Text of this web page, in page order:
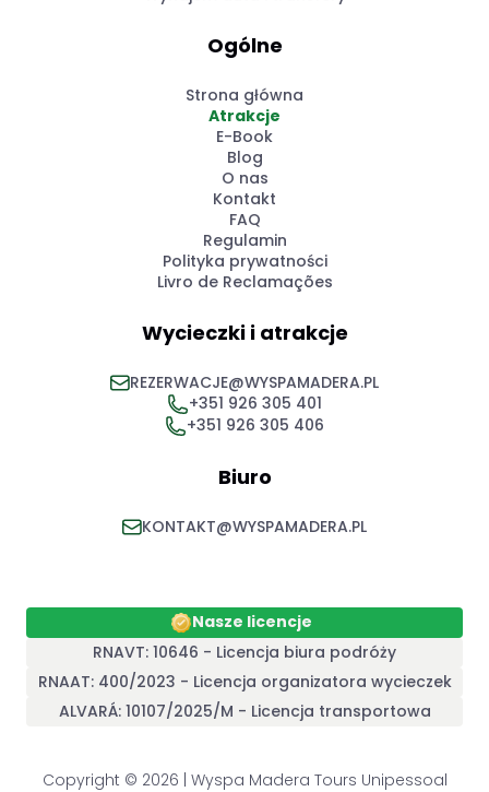
Ogólne
Strona główna
Atrakcje
E-Book
Blog
O nas
Kontakt
FAQ
Regulamin
Polityka prywatności
Livro de Reclamações
Wycieczki i atrakcje
REZERWACJE@WYSPAMADERA.PL
+351 926 305 401
+351 926 305 406
Biuro
KONTAKT@WYSPAMADERA.PL
Nasze licencje
RNAVT: 10646 - Licencja biura podróży
RNAAT: 400/2023 - Licencja organizatora wycieczek
ALVARÁ: 10107/2025/M - Licencja transportowa
Copyright © 2026 | Wyspa Madera Tours Unipessoal